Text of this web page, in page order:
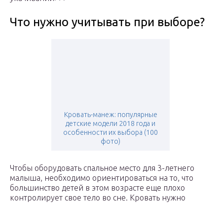
Что нужно учитывать при выборе?
Кровать-манеж: популярные
детские модели 2018 года и
особенности их выбора (100
фото)
Чтобы оборудовать спальное место для 3-летнего
малыша, необходимо ориентироваться на то, что
большинство детей в этом возрасте еще плохо
контролирует свое тело во сне. Кровать нужно